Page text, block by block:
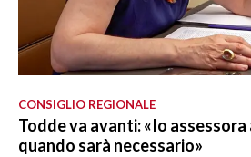
CONSIGLIO REGIONALE
Todde va avanti: «Io assessora
quando sarà necessario»